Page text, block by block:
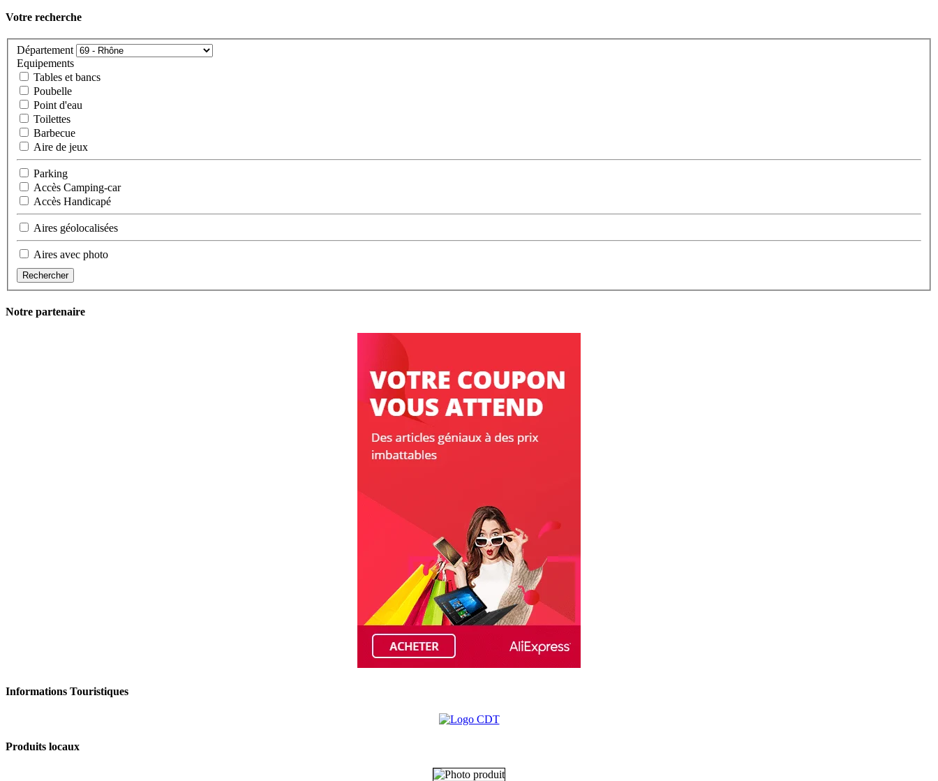
Votre recherche
Département
Equipements
Tables et bancs
Poubelle
Point d'eau
Toilettes
Barbecue
Aire de jeux
Parking
Accès Camping-car
Accès Handicapé
Aires géolocalisées
Aires avec photo
Rechercher
Notre partenaire
Informations Touristiques
Produits locaux